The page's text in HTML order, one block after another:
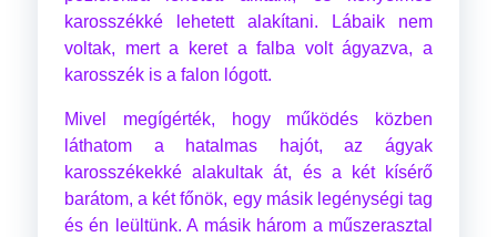
karosszékké lehetett alakítani. Lábaik nem
voltak, mert a keret a falba volt ágyazva, a
karosszék is a falon lógott.
Mivel megígérték, hogy működés közben
láthatom a hatalmas hajót, az ágyak
karosszékekké alakultak át, és a két kísérő
barátom, a két főnök, egy másik legénységi tag
és én leültünk. A másik három a műszerasztal